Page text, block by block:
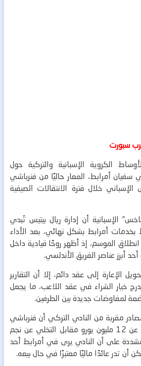
سبورت
الكروية الإسبانية والتركية حول
سفيان أمرابط، المعار حاليًا من فنرباشي
خلال فترة الانتقالات الصيفية
الإسبانية أن إدارة ريال بيتيس تُبدي
بخدمات أمرابط بشكل نهائي، بعد الأداء
الموسم، إذ أظهر روحًا قيادية داخل
أبرز عناصر الفريق الأندلسي.
الإعارة إلى عقد دائم، إلا أن التقارير
خيار الشراء في عقد اللاعب، ما يجعل
لمفاوضات جديدة بين الطرفين.
مقربة من النادي التركي أن فنرباشي
لن يقبل بأي عرض يقل عن 12 مليون يورو مقابل التخلي عن نجم
على أن النادي يرى في أمرابط أحد
أن تدر عائدًا ماليًا معتبرًا في حال بيعه.